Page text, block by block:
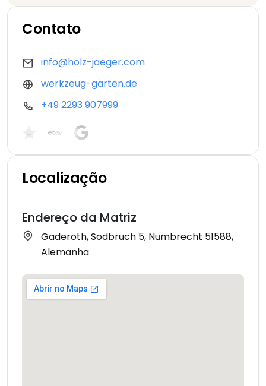
Contato
info@holz-jaeger.com
werkzeug-garten.de
+49 2293 907999
Localização
Endereço da Matriz
Gaderoth, Sodbruch 5, Nümbrecht 51588,
Alemanha